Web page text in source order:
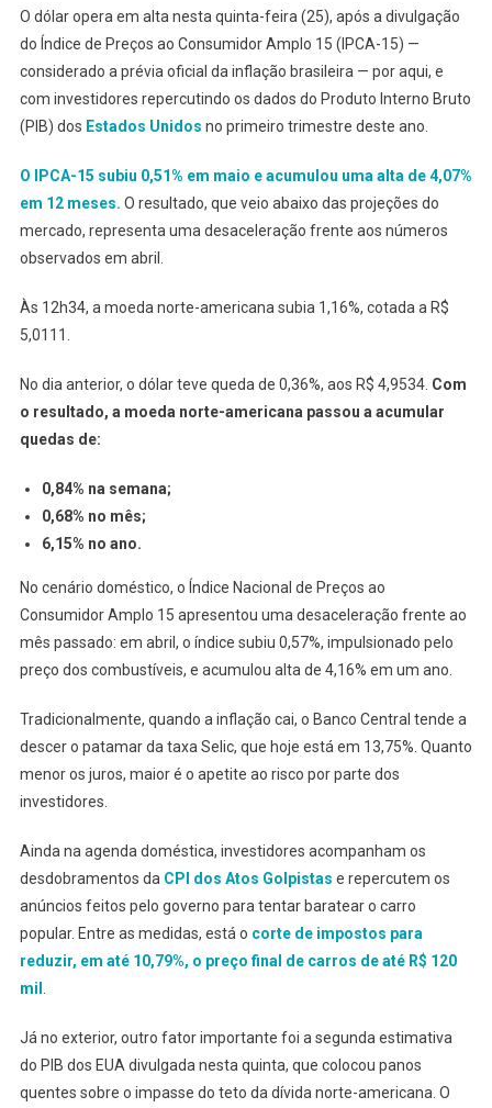
O dólar opera em alta nesta quinta-feira (25), após a divulgação
do Índice de Preços ao Consumidor Amplo 15 (IPCA-15) —
considerado a prévia oficial da inflação brasileira — por aqui, e
com investidores repercutindo os dados do Produto Interno Bruto
(PIB) dos Estados Unidos no primeiro trimestre deste ano.
O IPCA-15 subiu 0,51% em maio e acumulou uma alta de 4,07%
em 12 meses. O resultado, que veio abaixo das projeções do
mercado, representa uma desaceleração frente aos números
observados em abril.
Às 12h34, a moeda norte-americana subia 1,16%, cotada a R$
5,0111.
No dia anterior, o dólar teve queda de 0,36%, aos R$ 4,9534. Com
o resultado, a moeda norte-americana passou a acumular
quedas de:
0,84% na semana;
0,68% no mês;
6,15% no ano.
No cenário doméstico, o Índice Nacional de Preços ao
Consumidor Amplo 15 apresentou uma desaceleração frente ao
mês passado: em abril, o índice subiu 0,57%, impulsionado pelo
preço dos combustíveis, e acumulou alta de 4,16% em um ano.
Tradicionalmente, quando a inflação cai, o Banco Central tende a
descer o patamar da taxa Selic, que hoje está em 13,75%. Quanto
menor os juros, maior é o apetite ao risco por parte dos
investidores.
Ainda na agenda doméstica, investidores acompanham os
desdobramentos da CPI dos Atos Golpistas e repercutem os
anúncios feitos pelo governo para tentar baratear o carro
popular. Entre as medidas, está o corte de impostos para
reduzir, em até 10,79%, o preço final de carros de até R$ 120
mil
Já no exterior, outro fator importante foi a segunda estimativa
do PIB dos EUA divulgada nesta quinta, que colocou panos
quentes sobre o impasse do teto da dívida norte-americana. O